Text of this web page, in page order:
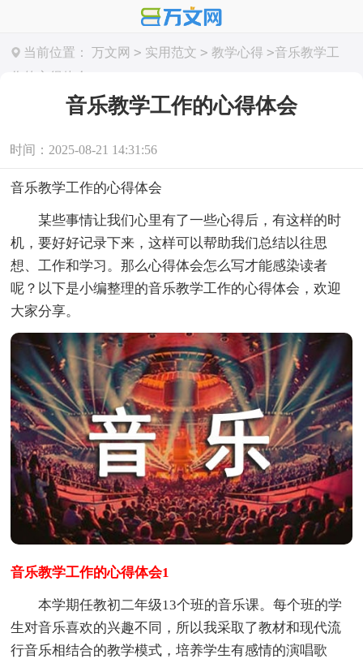
当前位置： 万文网 > 实用范文 > 教学心得 >音乐教学工
作的心得体会
音乐教学工作的心得体会
时间：2025-08-21 14:31:56
音乐教学工作的心得体会
某些事情让我们心里有了一些心得后，有这样的时
机，要好好记录下来，这样可以帮助我们总结以往思
想、工作和学习。那么心得体会怎么写才能感染读者
呢？以下是小编整理的音乐教学工作的心得体会，欢迎
大家分享。
音乐教学工作的心得体会1
本学期任教初二年级13个班的音乐课。每个班的学
生对音乐喜欢的兴趣不同，所以我采取了教材和现代流
行音乐相结合的教学模式，培养学生有感情的演唱歌